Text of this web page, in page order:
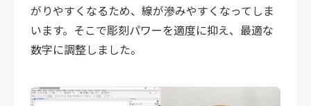
がりやすくなるため、線が滲みやすくなってしま
います。そこで彫刻パワーを適度に抑え、最適な
数字に調整しました。